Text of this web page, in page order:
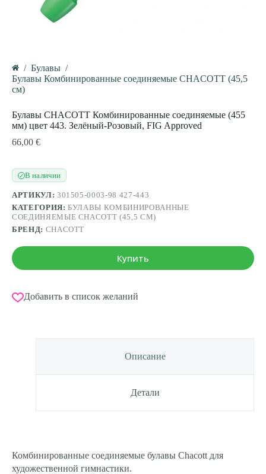
Главная
/ Булавы /
Булавы Комбинированные соединяемые CHACOTT (45,5
см)
Булавы CHACOTT Комбинированные соединяемые (455
мм) цвет 443. Зелёный-Розовый, FIG Approved
66,00 €
✓В наличии
АРТИКУЛ: 301505-0003-98 427-443
КАТЕГОРИЯ:БУЛАВЫ КОМБИНИРОВАННЫЕ
СОЕДИНЯЕМЫЕ CHACOTT (45,5 СМ)
БРЕНД: CHACOTT
Купить
Добавить в список желаний
Описание
Детали
Комбинированные соединяемые булавы Chacott для
художественной гимнастики.